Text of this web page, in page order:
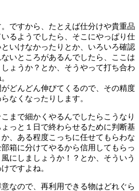
ですから、たとえば仕分けや貴重品
るようでしたら、そこにやっぱり仕
いけなかったりとか、いろいろ確認
いところがあるんでしたら、ここは
ょうか？とか、そうやって打ち合わ
どんどん伸びてくるので、その精度
なくなったりします。
まで細かくやるんでしたらこうなり
っと１日で終わらせるために判断基
、ある程度こっちに任せてもらわな
箱に分けてやるから信用してもらっ
にしましょうか！？とか、そういう
ですよね。
なので、再利用できる物はどれぐら